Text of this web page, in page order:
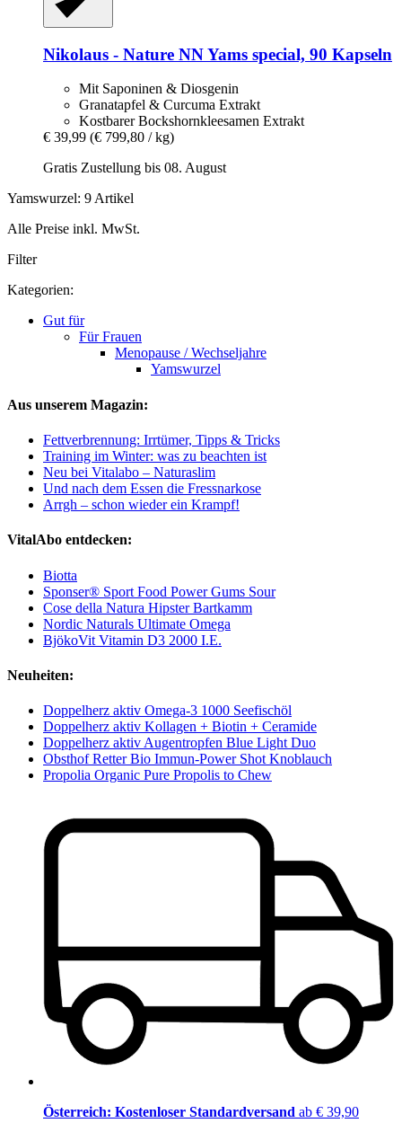
Nikolaus - Nature NN Yams special, 90 Kapseln
Mit Saponinen & Diosgenin
Granatapfel & Curcuma Extrakt
Kostbarer Bockshornkleesamen Extrakt
€ 39,99 (€ 799,80 / kg)
Gratis Zustellung bis 08. August
Yamswurzel: 9 Artikel
Alle Preise inkl. MwSt.
Filter
Kategorien:
Gut für
Für Frauen
Menopause / Wechseljahre
Yamswurzel
Aus unserem Magazin:
Fettverbrennung: Irrtümer, Tipps & Tricks
Training im Winter: was zu beachten ist
Neu bei Vitalabo – Naturaslim
Und nach dem Essen die Fressnarkose
Arrgh – schon wieder ein Krampf!
VitalAbo entdecken:
Biotta
Sponser® Sport Food Power Gums Sour
Cose della Natura Hipster Bartkamm
Nordic Naturals Ultimate Omega
BjökoVit Vitamin D3 2000 I.E.
Neuheiten:
Doppelherz aktiv Omega-3 1000 Seefischöl
Doppelherz aktiv Kollagen + Biotin + Ceramide
Doppelherz aktiv Augentropfen Blue Light Duo
Obsthof Retter Bio Immun-Power Shot Knoblauch
Propolia Organic Pure Propolis to Chew
Österreich: Kostenloser Standardversand ab € 39,90